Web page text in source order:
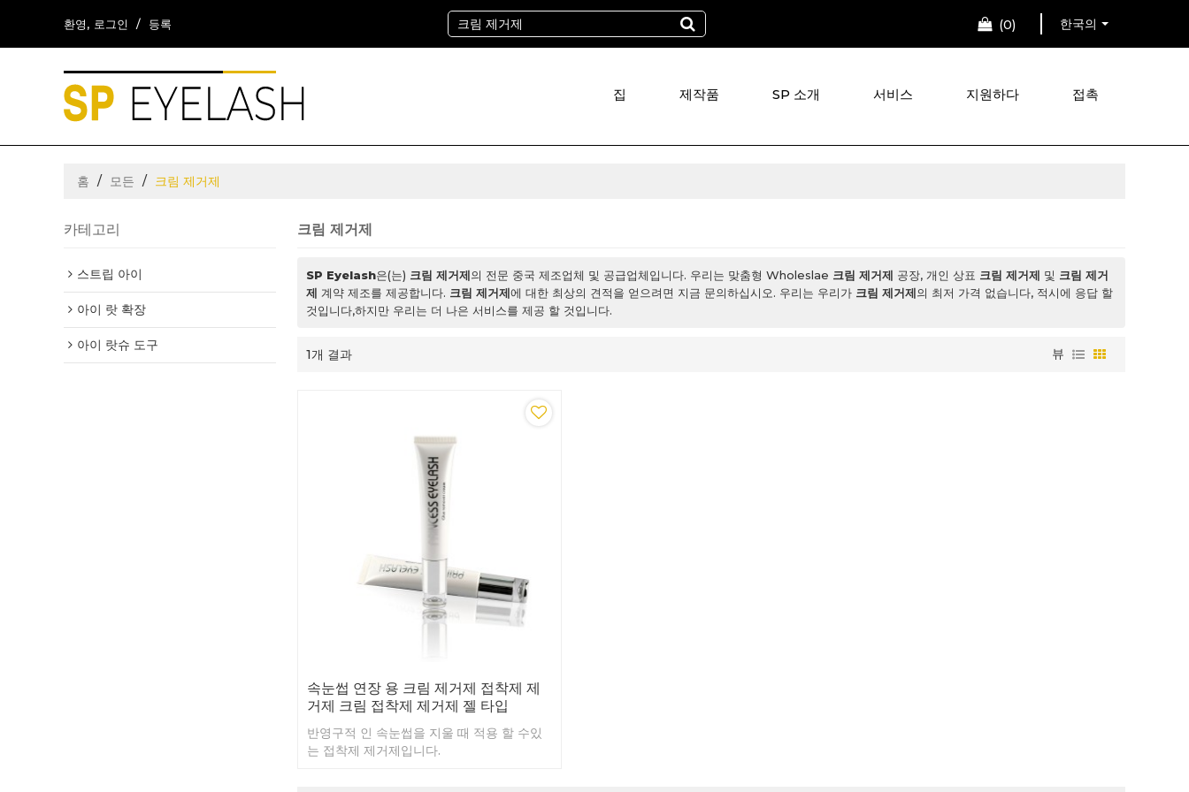
환영, 로그인 / 등록 0 한국의
집 제작품 SP 소개 서비스 지원하다 접촉
홈 / 모든 / 크림 제거제
카테고리
스트립 아이
아이 랏 확장
아이 랏슈 도구
크림 제거제
SP Eyelash은(는) 크림 제거제의 전문 중국 제조업체 및 공급업체입니다. 우리는 맞춤형 Wholeslae 크림 제거제 공장, 개인 상표 크림 제거제 및 크림 제거
제 계약 제조를 제공합니다. 크림 제거제에 대한 최상의 견적을 얻으려면 지금 문의하십시오. 우리는 우리가 크림 제거제의 최저 가격 없습니다, 적시에 응답 할
것입니다,하지만 우리는 더 나은 서비스를 제공 할 것입니다.
1개 결과 뷰
속눈썹 연장 용 크림 제거제 접착제 제
거제 크림 접착제 제거제 젤 타입
반영구적 인 속눈썹을 지울 때 적용 할 수있
는 접착제 제거제입니다.